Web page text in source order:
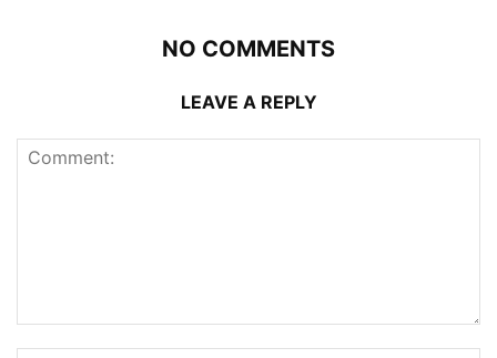
NO COMMENTS
LEAVE A REPLY